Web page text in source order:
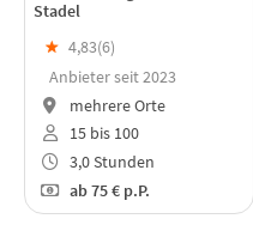
Stadel
★ 4,83(6)
Anbieter seit 2023
mehrere Orte
15 bis 100
3,0 Stunden
ab75 € p.P.